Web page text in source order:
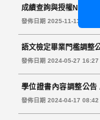
成績查詢與授權
發佈日期 2025-11-13 11:44
語文檢定畢業門檻調整
發佈日期 2024-05-27 16:27
學位證書內容調整公
Degree Certificate
發佈日期 2024-04-17 08:42